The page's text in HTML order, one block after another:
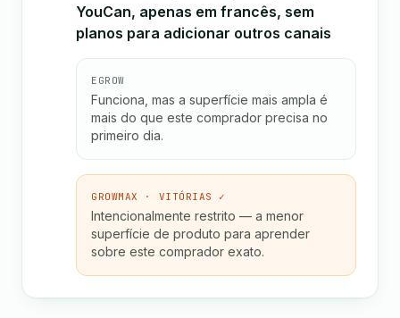
YouCan, apenas em francês, sem
planos para adicionar outros canais
EGROW
Funciona, mas a superfície mais ampla é
mais do que este comprador precisa no
primeiro dia.
GROWMAX · VITÓRIAS ✓
Intencionalmente restrito — a menor
superfície de produto para aprender
sobre este comprador exato.